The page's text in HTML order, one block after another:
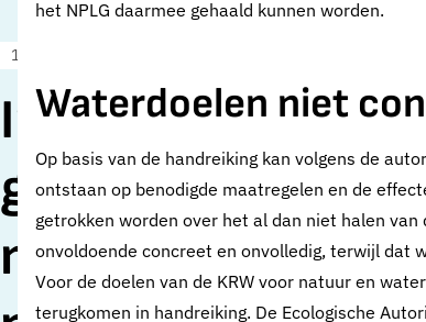
In Handreiking
meer aandacht
17 februari 2023
het NPLG daarmee gehaald kunnen worden.
Waterdoelen niet
Op basis van de handreiking kan volgens de
ontstaan op benodigde maatregelen en de
getrokken worden over het al dan niet halen
onvoldoende concreet en onvolledig, terwijl dat
Voor de doelen van de KRW voor natuur en
terugkomen in handreiking. De Ecologische